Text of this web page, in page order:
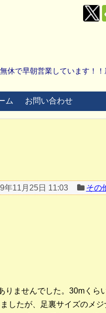
休で早朝営業しています！！
ム お問い合わせ
年11月25日 11:03 その
りませんでした。30mくら
したが、足裏サイズのメジ